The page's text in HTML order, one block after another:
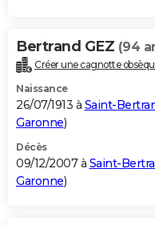
Bertrand GEZ (94
Créer une cagnotte
Naissance
26/07/1913 à Saint-
Garonne)
Décès
09/12/2007 à Saint-
Garonne)